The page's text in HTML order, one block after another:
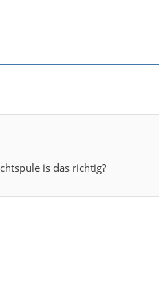
is das richtig?